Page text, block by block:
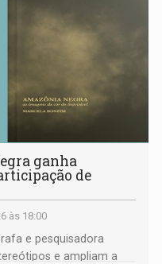
ganha
de
às 18:00
e pesquisadora
e ampliam a